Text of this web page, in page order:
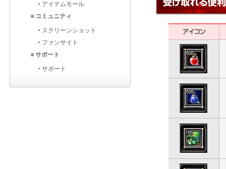
・ アイテムモール
コミュニティ
・ スクリーンショット
・ ファンサイト
サポート
・ サポート